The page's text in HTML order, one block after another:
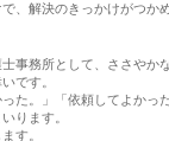
、解決のきっかけがつか
事務所として、ささやか
です。
た。」「依頼してよかっ
ります。
す。